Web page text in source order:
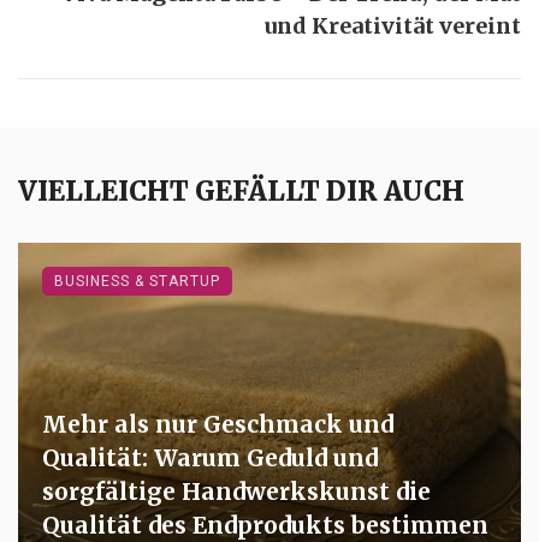
und Kreativität vereint
VIELLEICHT GEFÄLLT DIR AUCH
Mehr als nur Geschmack und
Qualität: Warum Geduld und
sorgfältige Handwerkskunst die
Qualität des Endprodukts bestimmen
BUSINESS & STARTUP